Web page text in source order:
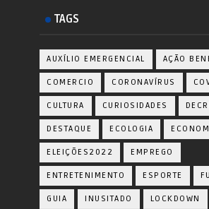
TAGS
AUXÍLIO EMERGENCIAL AÇÃO
COMERCIO CORONAVÍRUS
CULTURA CURIOSIDADES
DESTAQUE ECOLOGIA
ELEIÇÕES2022 EMPREGO
ENTRETENIMENTO ESPORTE
GUIA INUSITADO LOCKDOWN